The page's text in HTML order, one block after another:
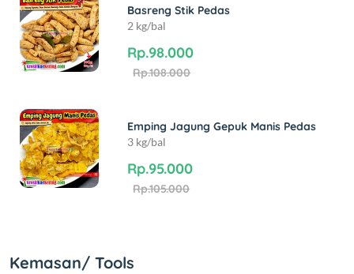
Basreng Stik Pedas
2 kg/bal
Rp.98.000
Rp.108.000
Emping Jagung Gepuk Manis Pedas
3 kg/bal
Rp.95.000
Rp.105.000
Kemasan/ Tools